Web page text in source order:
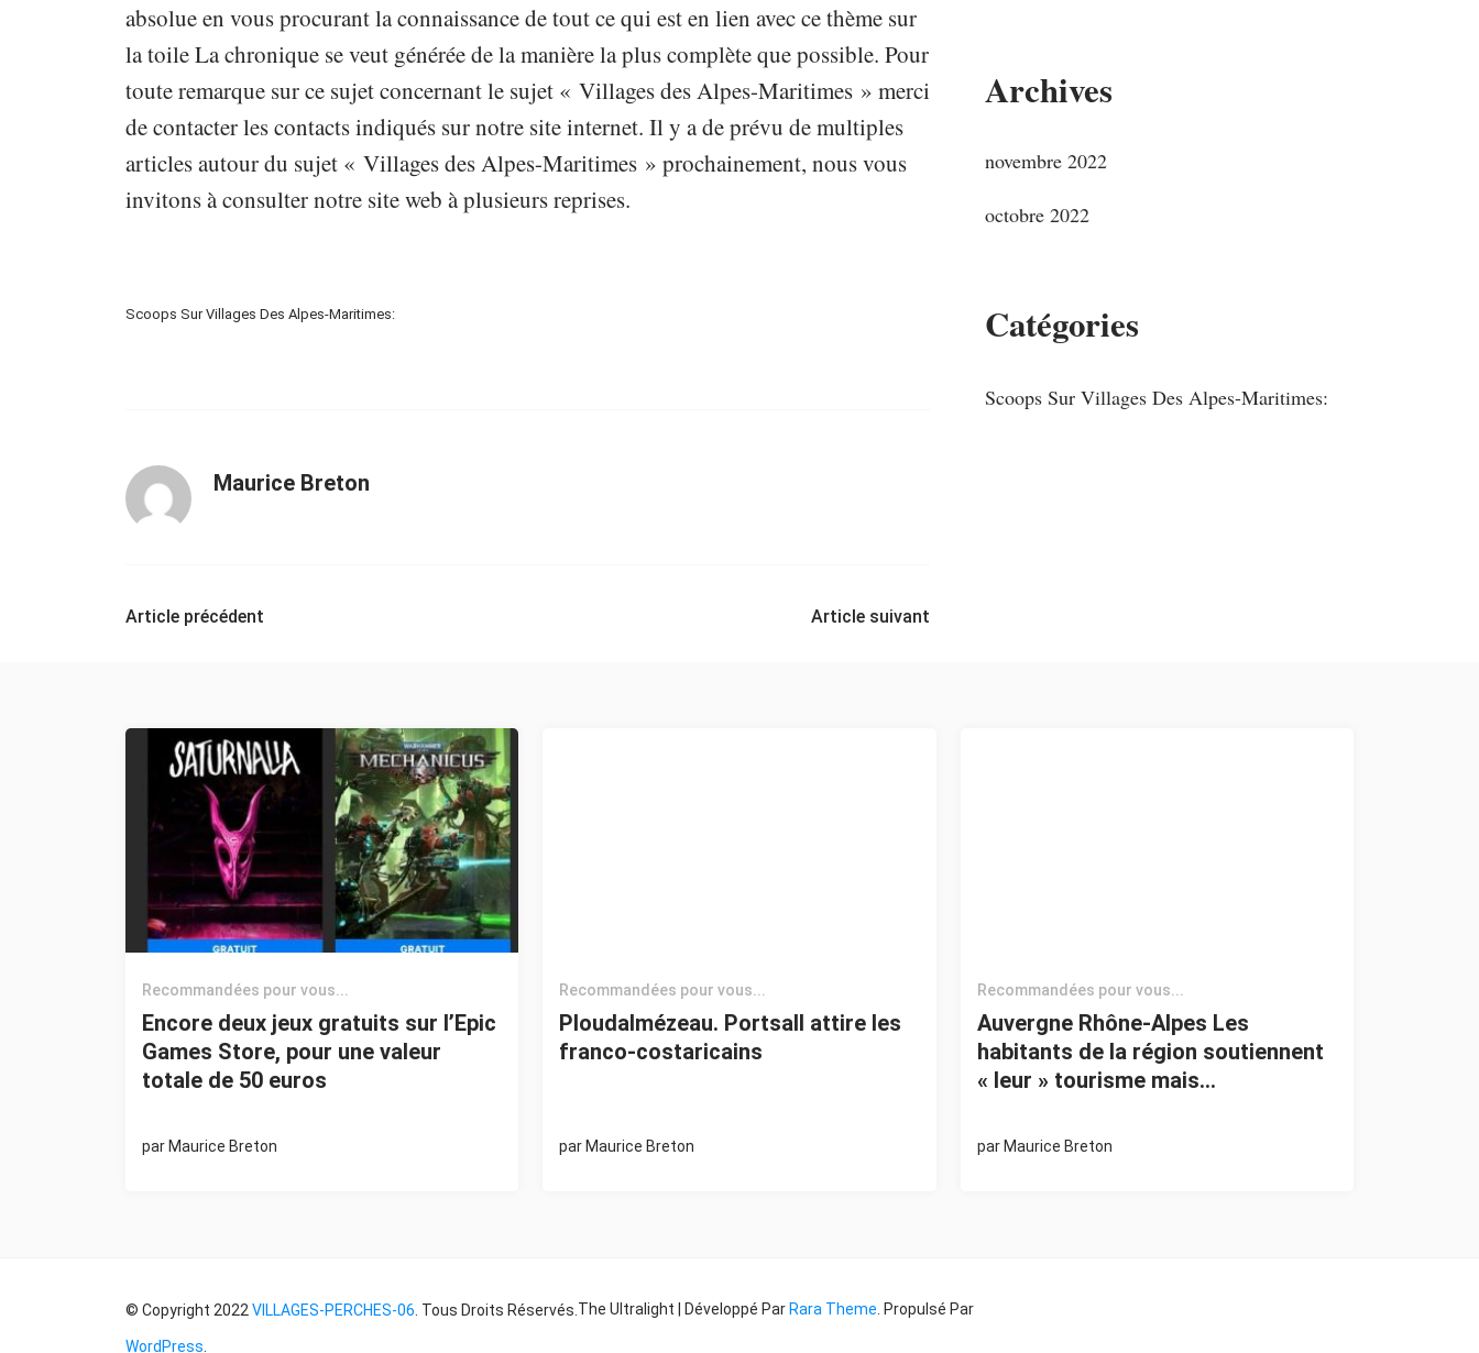
absolue en vous procurant la connaissance de tout ce qui est en lien avec ce thème sur
la toile La chronique se veut générée de la manière la plus complète que possible. Pour
toute remarque sur ce sujet concernant le sujet « Villages des Alpes-Maritimes » merci
de contacter les contacts indiqués sur notre site internet. Il y a de prévu de multiples
articles autour du sujet « Villages des Alpes-Maritimes » prochainement, nous vous
invitons à consulter notre site web à plusieurs reprises.
Scoops Sur Villages Des Alpes-Maritimes:
Maurice Breton
Navigation
Article précédent Article suivant
Archives
novembre 2022
octobre 2022
Catégories
Scoops Sur Villages Des Alpes-Maritimes:
Recommandées pour vous...
Encore deux jeux gratuits sur l’Epic
Games Store, pour une valeur
totale de 50 euros
par Maurice Breton
Recommandées pour vous...
Ploudalmézeau. Portsall attire les
franco-costaricains
par Maurice Breton
Recommandées pour vous...
Auvergne Rhône-Alpes Les
habitants de la région soutiennent
« leur » tourisme mais…
par Maurice Breton
© Copyright 2022VILLAGES-PERCHES-06. Tous Droits Réservés.The Ultralight | Développé Par Rara Theme. Propulsé Par
WordPress.